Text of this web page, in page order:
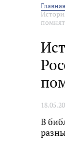
Главная
В